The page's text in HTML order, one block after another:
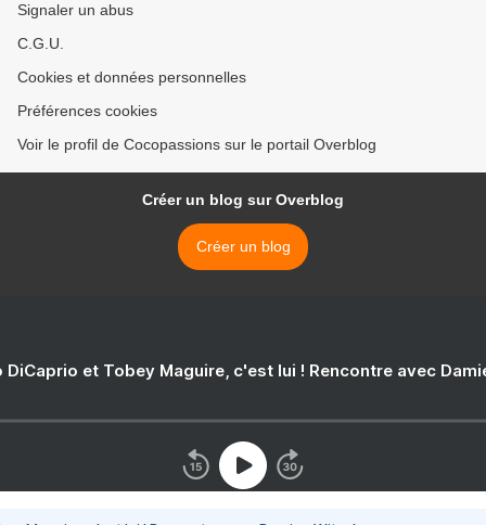
Signaler un abus
C.G.U.
Cookies et données personnelles
Préférences cookies
Voir le profil de Cocopassions sur le portail Overblog
Créer un blog sur Overblog
Créer un blog
DiCaprio et Tobey Maguire, c'est lui ! Rencontre avec